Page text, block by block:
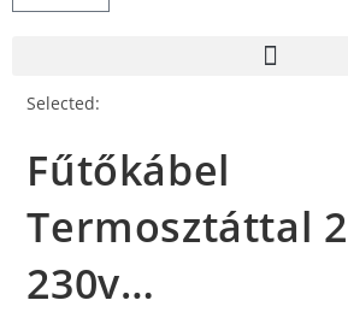
Selected:
Fűtőkábel
Termosztáttal
230v…